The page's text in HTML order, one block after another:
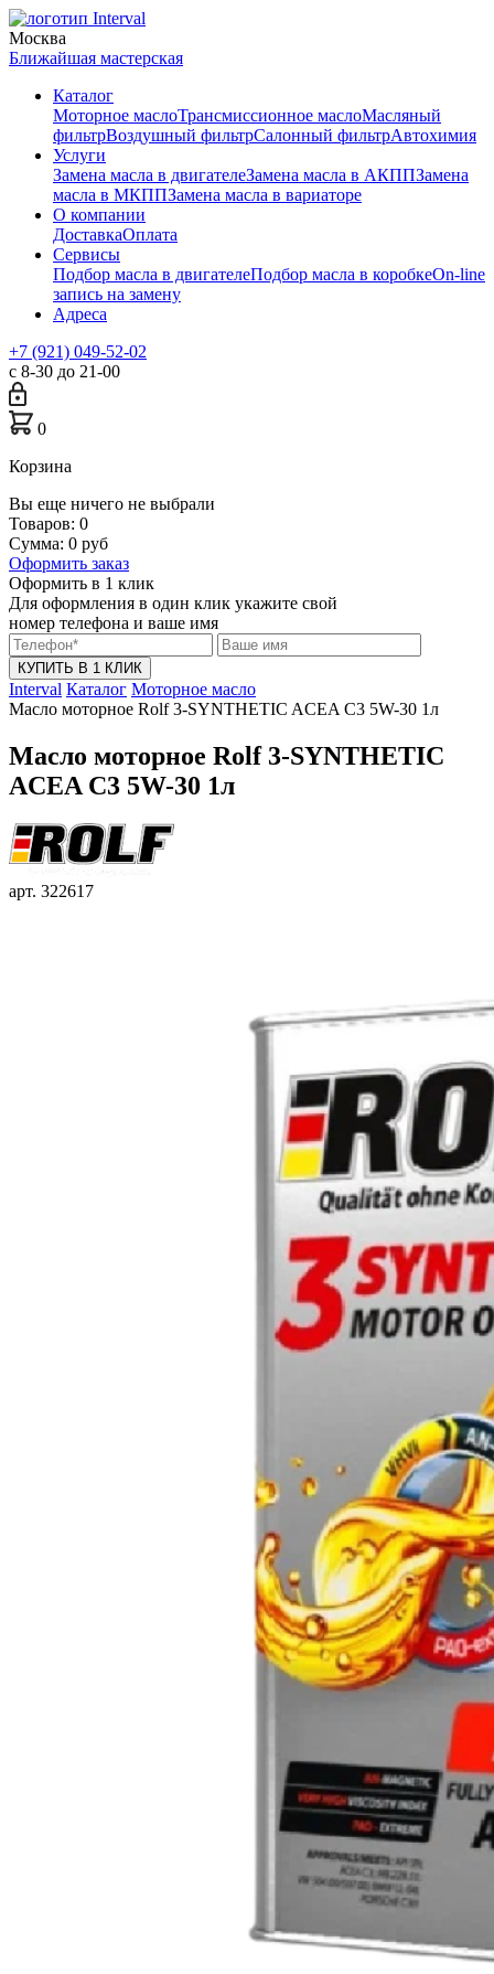
Москва
Ближайшая мастерская
Каталог
Моторное маслоТрансмиссионное маслоМасляный
фильтрВоздушный фильтрСалонный фильтрАвтохимия
Услуги
Замена масла в двигателеЗамена масла в АКППЗамена
масла в МКППЗамена масла в вариаторе
О компании
ДоставкаОплата
Сервисы
Подбор масла в двигателеПодбор масла в коробкеOn-line
запись на замену
Адреса
+7 (921) 049-52-02
с 8-30 до 21-00
0
Корзина
Вы еще ничего не выбрали
Товаров: 0
Сумма: 0 руб
Оформить заказ
Оформить в 1 клик
Для оформления в один клик укажите свой
номер телефона и ваше имя
КУПИТЬ В 1 КЛИК
Interval Каталог Моторное масло
Масло моторное Rolf 3-SYNTHETIC ACEA C3 5W-30 1л
Масло моторное Rolf 3-SYNTHETIC
ACEA C3 5W-30 1л
арт. 322617